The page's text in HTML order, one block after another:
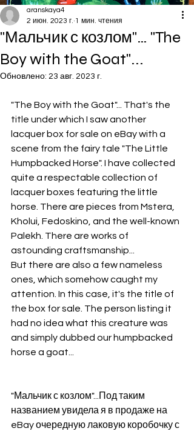
"Мальчик с козлом"… "The
Boy with the Goat"...
aranskaya4
2 июн. 2023 г. 1 мин. чтения
Обновлено: 23 авг. 2023 г.
"The Boy with the Goat"... That's the
title under which I saw another
lacquer box for sale on eBay with a
scene from the fairy tale "The Little
Humpbacked Horse". I have collected
quite a respectable collection of
lacquer boxes featuring the little
horse. There are pieces from Mstera,
Kholui, Fedoskino, and the well-known
Palekh. There are works of
astounding craftsmanship...
But there are also a few nameless
ones, which somehow caught my
attention. In this case, it's the title of
the box for sale. The person listing it
had no idea what this creature was
and simply dubbed our humpbacked
horse a goat...
"Мальчик с козлом"...Под таким
названием увидела я в продаже на
eBay очередную лаковую коробочку с